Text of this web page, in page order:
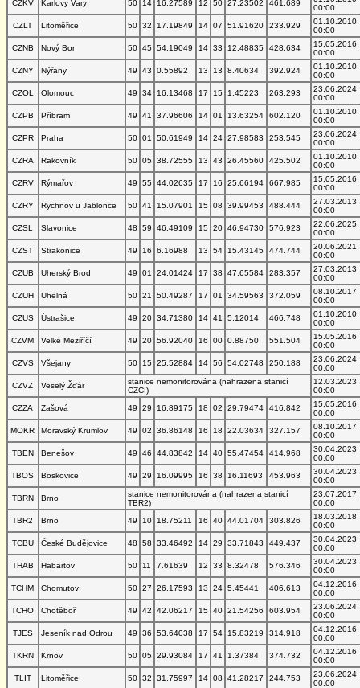
CZKV Karlovy Vary 50 14 16.27589 12 50 27.23502 461.689
00:00
CZLT
Litoměřice 50 32 17.19849 14 07 51.91620 233.929
01.10.2010
00:00
CZNB
Nový Bor 50 45 54.19049 14 33 12.48835 428.634
15.05.2016
00:00
CZNY
Nýřany 49 43 0.55892 13 13 8.40634 392.924
01.10.2010
00:00
CZOL
Olomouc 49 34 16.13468 17 15 1.45223 263.293
23.06.2024
00:00
CZPB
Příbram 49 41 37.96606 14 01 13.63254 602.120
01.10.2010
00:00
CZPR
Praha 50 01 50.61949 14 24 27.98583 253.545
23.06.2024
00:00
CZRA
Rakovník 50 05 38.72555 13 43 26.45560 425.502
01.10.2010
00:00
CZRV
Rýmařov 49 55 44.02635 17 16 25.66194 667.985
15.05.2016
00:00
CZRY
Rychnov u Jablonce 50 41 15.07901 15 08 39.99453 488.444
27.03.2013
00:00
CZSL
Slavonice 48 59 46.49109 15 20 46.94730 576.923
22.06.2025
00:00
CZST
Strakonice 49 16 6.16988 13 54 15.43145 474.744
20.06.2021
00:00
CZUB
Uherský Brod 49 01 24.01424 17 38 47.65584 283.357
27.03.2013
00:00
CZUH
Uhelná 50 21 50.49287 17 01 34.59563 372.059
08.10.2017
00:00
CZUS
Ústrašice 49 20 34.71380 14 41 5.12014 466.748
01.10.2010
00:00
CZVM
Velké Meziříčí 49 20 56.92040 16 00 0.88750 551.504
15.05.2016
00:00
CZVS
Všejany 50 15 25.52884 14 56 54.02748 250.188
23.06.2024
00:00
CZVZ
Veselý Žďár
stanice nemonitorována (nahrazena stanicí
CZCI)
12.03.2023
00:00
CZZA
Zašová 49 29 16.89175 18 02 29.79474 416.842
15.05.2016
00:00
MOKR
Moravský Krumlov 49 02 36.86148 16 18 22.03634 327.157
08.10.2017
00:00
TBEN
Benešov 49 46 44.83842 14 40 55.47454 414.968
30.04.2023
00:00
TBOS
Boskovice 49 29 16.09995 16 38 16.11693 453.963
30.04.2023
00:00
TBRN
Brno
stanice nemonitorována (nahrazena stanicí
TBR2)
23.07.2017
00:00
TBR2
Brno 49 10 18.75211 16 40 44.01704 303.826
18.03.2018
00:00
TCBU
České Budějovice 48 58 33.46492 14 29 33.71843 449.437
30.04.2023
00:00
THAB
Habartov 50 11 7.61639 12 33 8.32478 576.346
30.04.2023
00:00
TCHM
Chomutov 50 27 26.17593 13 24 5.45441 406.613
04.12.2016
00:00
TCHO
Chotěboř 49 42 42.06217 15 40 21.54256 603.954
23.06.2024
00:00
TJES
Jeseník nad Odrou 49 36 53.64038 17 54 15.83219 314.918
04.12.2016
00:00
TKRN
Krnov 50 05 29.93084 17 41 1.37384 374.732
04.12.2016
00:00
TLIT
Litoměřice 50 32 31.75997 14 08 41.28217 244.753
23.06.2024
00:00